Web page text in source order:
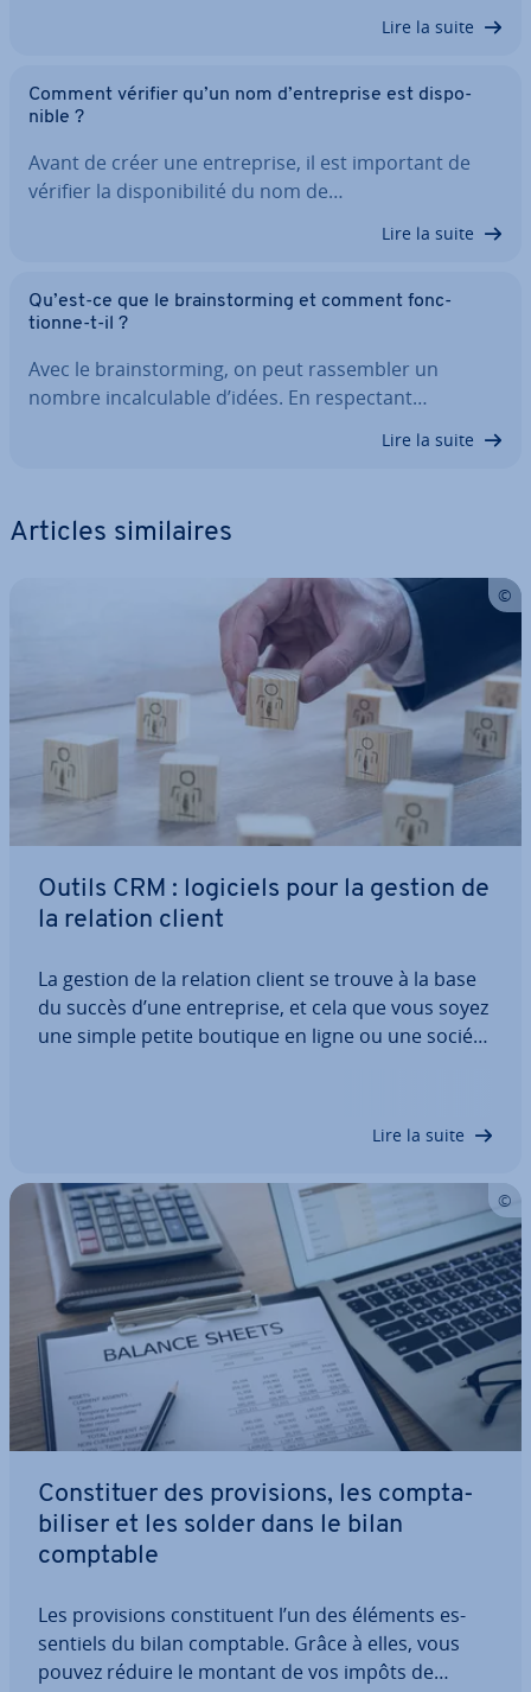
Lire la suite
Comment vérifier qu’un nom d’en­tre­prise est dis­po­
nible ?
Avant de créer une en­tre­prise, il est important de
vérifier la dis­po­ni­bi­lité du nom de…
Lire la suite
Qu’est-ce que le brains­tor­ming et comment fonc­
tionne-t-il ?
Avec le brains­tor­ming, on peut ras­sem­bler un
nombre in­cal­cu­lable d’idées. En res­pec­tant…
Lire la suite
Articles si­mi­laires
Outils CRM : logiciels pour la gestion de
la relation client
La gestion de la relation client se trouve à la base
du succès d’une en­tre­prise, et cela que vous soyez
une simple petite boutique en ligne ou une société
Lire la suite
Cons­ti­tuer des pro­vi­sions, les comp­ta­
bi­li­ser et les solder dans le bilan
comptable
Les pro­vi­sions cons­ti­tuent l’un des éléments es­
sen­tiels du bilan comptable. Grâce à elles, vous
pouvez réduire le montant de vos impôts de